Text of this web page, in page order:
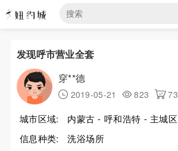
发现呼市营业全套
穿**德
2019-05-21 823 73
城市区域:
内蒙古 - 呼和浩特 - 主城区
信息种类:
洗浴场所